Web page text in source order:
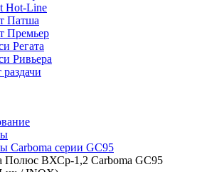
Hot-Line
Патша
Премьер
Регата
Ривьера
Carboma серии GC95
Полюс ВХСр-1,2 Carboma GC95